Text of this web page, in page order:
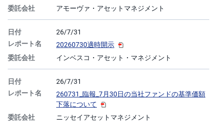
B
O
P
O
)
i
D
C
o
アモーヴァ・アセットマネジメント
26/7/31
20260730適時開示
インベスコ・アセット・マネジメント
26/7/31
260731_臨報_7月30日の当社ファンドの基準価額
下落について
ニッセイアセットマネジメント